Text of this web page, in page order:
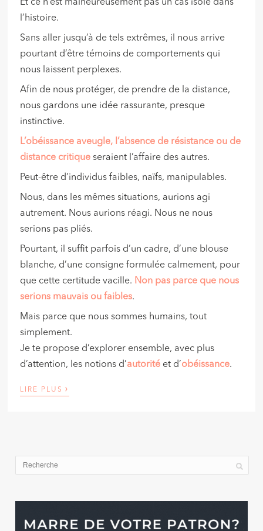
Et ce n’est malheureusement pas un cas isolé dans
l’histoire.
Sans aller jusqu’à de tels extrêmes, il nous arrive
pourtant d’être témoins de comportements qui
nous laissent perplexes.
Afin de nous protéger, de prendre de la distance,
nous gardons une idée rassurante, presque
instinctive.
L’obéissance aveugle, l’absence de résistance ou de
distance critique seraient l’affaire des autres.
Peut-être d’individus faibles, naïfs, manipulables.
Nous, dans les mêmes situations, aurions agi
autrement. Nous aurions réagi. Nous ne nous
serions pas pliés.
Pourtant, il suffit parfois d’un cadre, d’une blouse
blanche, d’une consigne formulée calmement, pour
que cette certitude vacille. Non pas parce que nous
serions mauvais ou faibles.
Mais parce que nous sommes humains, tout
simplement.
Je te propose d’explorer ensemble, avec plus
d’attention, les notions d’autorité et d’obéissance.
LIRE PLUS ›